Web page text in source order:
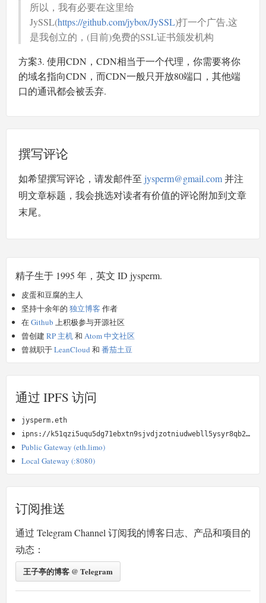
所以，我有必要在这里给
JySSL(https://github.com/jybox/JySSL)打一个广告,这
是我创立的，(目前)免费的SSL证书颁发机构
方案3. 使用CDN，CDN相当于一个代理，你需要将你
的域名指向CDN，而CDN一般只开放80端口，其他端
口的通讯都会被丢弃.
撰写评论
如希望撰写评论，请发邮件至 jysperm@gmail.com并注
明文章标题，我会挑选对读者有价值的评论附加到文章
末尾。
精子生于 1995 年，英文 ID jysperm.
皮蛋和豆腐的主人
坚持十余年的 独立博客 作者
在Github 上积极参与开源社区
曾创建 RP 主机和 Atom 中文社区
曾就职于LeanCloud 和 番茄土豆
通过 IPFS 访问
jysperm.eth
ipns://k51qzi5uqu5dg71ebxtn9sjvdjzotniudwebll5ysyr8qb2kz4oimyydvu9n5u
Public Gateway (eth.limo)
Local Gateway (:8080)
订阅推送
通过 Telegram Channel 订阅我的博客日志、产品和项目的
动态：
王子亭的博客 @ Telegram